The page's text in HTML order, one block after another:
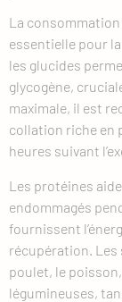
La
essentielle pour
les glucides
glycogène,
maximale, il est
collation riche en
heures suivant
Les protéines
endommagés
fournissent
récupération. Les
poulet, le
légumineuses,